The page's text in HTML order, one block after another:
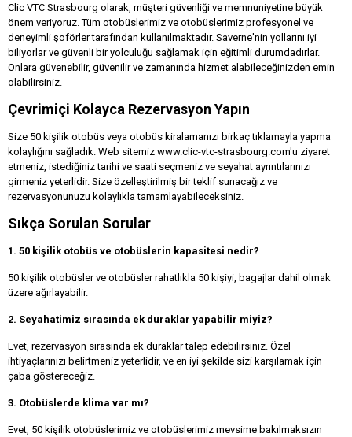
Clic VTC Strasbourg olarak, müşteri güvenliği ve memnuniyetine büyük
önem veriyoruz. Tüm otobüslerimiz ve otobüslerimiz profesyonel ve
deneyimli şoförler tarafından kullanılmaktadır. Saverne'nin yollarını iyi
biliyorlar ve güvenli bir yolculuğu sağlamak için eğitimli durumdadırlar.
Onlara güvenebilir, güvenilir ve zamanında hizmet alabileceğinizden emin
olabilirsiniz.
Çevrimiçi Kolayca Rezervasyon Yapın
Size 50 kişilik otobüs veya otobüs kiralamanızı birkaç tıklamayla yapma
kolaylığını sağladık. Web sitemiz www.clic-vtc-strasbourg.com'u ziyaret
etmeniz, istediğiniz tarihi ve saati seçmeniz ve seyahat ayrıntılarınızı
girmeniz yeterlidir. Size özelleştirilmiş bir teklif sunacağız ve
rezervasyonunuzu kolaylıkla tamamlayabileceksiniz.
Sıkça Sorulan Sorular
1. 50 kişilik otobüs ve otobüslerin kapasitesi nedir?
50 kişilik otobüsler ve otobüsler rahatlıkla 50 kişiyi, bagajlar dahil olmak
üzere ağırlayabilir.
2. Seyahatimiz sırasında ek duraklar yapabilir miyiz?
Evet, rezervasyon sırasında ek duraklar talep edebilirsiniz. Özel
ihtiyaçlarınızı belirtmeniz yeterlidir, ve en iyi şekilde sizi karşılamak için
çaba göstereceğiz.
3. Otobüslerde klima var mı?
Evet, 50 kişilik otobüslerimiz ve otobüslerimiz mevsime bakılmaksızın